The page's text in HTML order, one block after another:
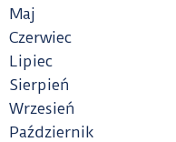
Maj
Czerwiec
Lipiec
Sierpień
Wrzesień
Październik